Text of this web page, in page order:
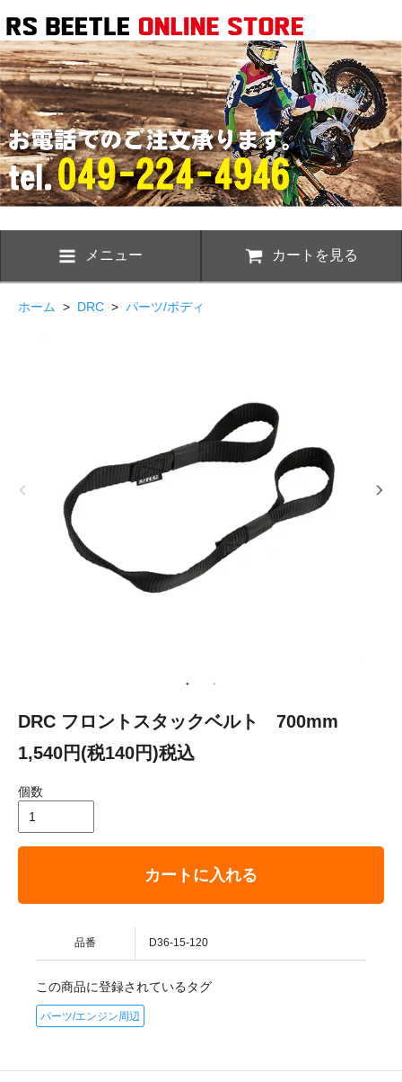
メニュー カートを見る
ホーム > DRC > パーツ/ボディ
DRC フロントスタックベルト 700mm
1,540円(税140円)税込
個数
カートに入れる
品番 D36-15-120
この商品に登録されているタグ
パーツ/エンジン周辺